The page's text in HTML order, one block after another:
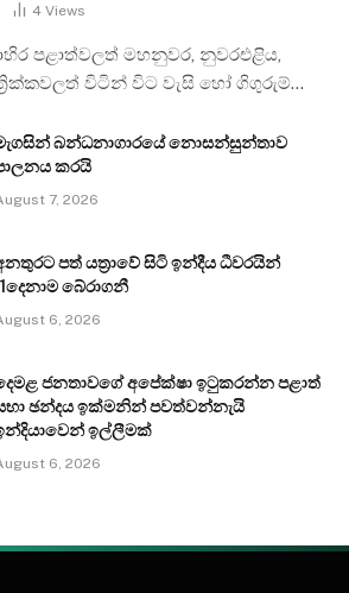
4 Views
පළාත්වලත් මහනුවර, නුවරඑළිය,
විටින් විට වැසි හෝ ගිගුරුම්…
බන්ධනාගාරයේ නොසන්සුන්තාව
කරයි
7, 2026
පත් යත්‍රාවේ සිටි ඉන්දීය ධීවරයින්
බේරාගනී
6, 2026
ජනතාවගේ අපේක්ෂා ඉටුකරන්න පළාත්
ඡන්දය ඉක්මනින් පවත්වන්නැයි
ඉල්ලීමක්
6, 2026